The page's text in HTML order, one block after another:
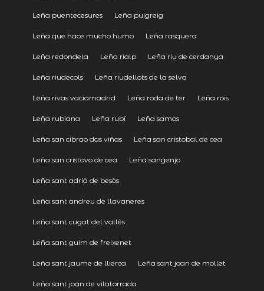
Leña puentecesures Leña puigreig
Leña que hace mucho humo Leña rasquera
Leña redondela Leña rialp Leña riu de cerdanya
Leña riudecols Leña riudellots de la selva
Leña rivas vaciamadrid Leña roda de ter Leña rois
Leña rubiana Leña rubí Leña samos
Leña san cibrao das viñas Leña san cristobal de cea
Leña san cristovo de cea Leña sangenjo
Leña sant adrià de besòs
Leña sant andreu de llavaneres
Leña sant cugat del vallès
Leña sant guim de freixenet
Leña sant jaume de llierca Leña sant joan de mollet
Leña sant joan de vilatorrada